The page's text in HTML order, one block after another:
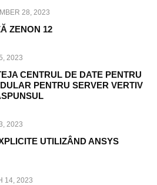
28, 2023
ZENON 12
2023
CENTRUL DE DATE PENTRU
PENTRU SERVER VERTIV
2023
UTILIZÂND ANSYS
14, 2023